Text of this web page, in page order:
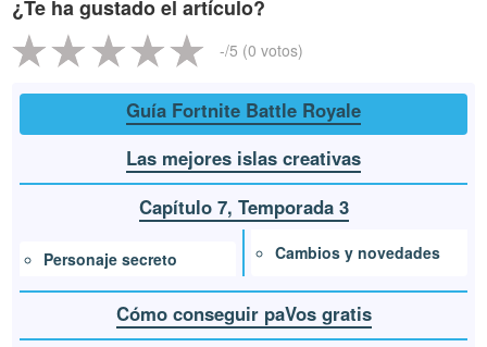
¿Te ha gustado el artículo?
-/5 (0 votos)
Guía Fortnite Battle Royale
Las mejores islas creativas
Capítulo 7, Temporada 3
Personaje secreto Cambios y novedades
Cómo conseguir paVos gratis